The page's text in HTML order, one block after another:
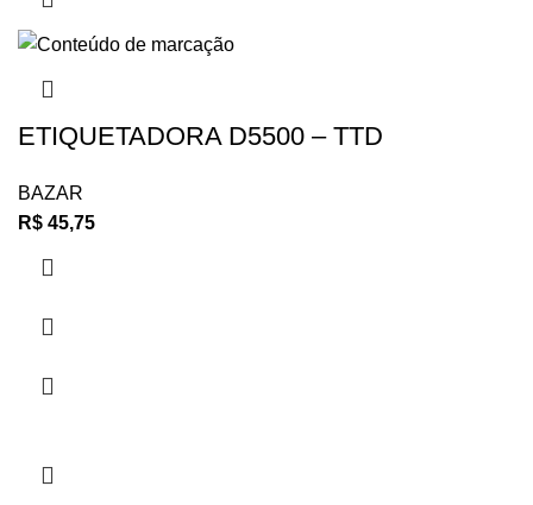
ETIQUETADORA D5500 – TTD
BAZAR
R$ 45,75